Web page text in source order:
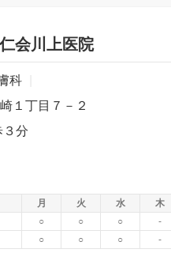
会川上医院
科
１丁目７－２
３分
月 火 水
木
○ ○ ○
-
○ ○ ○ -